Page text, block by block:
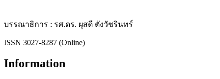
บรรณาธิการ : รศ.ดร. ผุสดี ตังวัชรินทร์
ISSN 3027-8287 (Online)
Information